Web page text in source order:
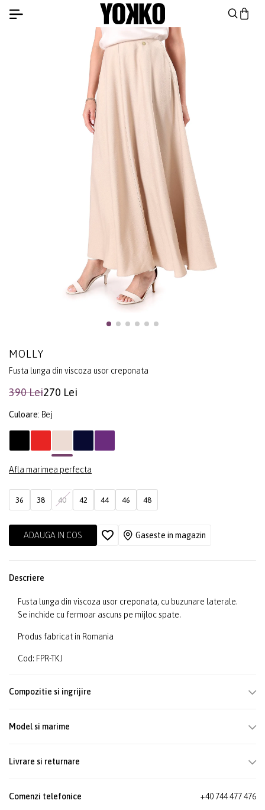
MOLLY
Fusta lunga din viscoza usor creponata
390 Lei270 Lei
Culoare: Bej
Afla marimea perfecta
36 38 40 42 44 46 48
ADAUGA IN COS Gaseste in magazin
Descriere
Fusta lunga din viscoza usor creponata, cu buzunare laterale.
Se inchide cu fermoar ascuns pe mijloc spate.
Produs fabricat in Romania
Cod: FPR-TKJ
Compozitie si ingrijire
Model si marime
Livrare si returnare
Comenzi telefonice +40 744 477 476